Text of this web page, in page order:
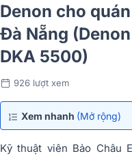
Denon cho
Đà Nẵng
DKA 5500)
926 lượt xem
Xem nhanh (Mở rộng)
Kỹ thuật viên Bảo Châu